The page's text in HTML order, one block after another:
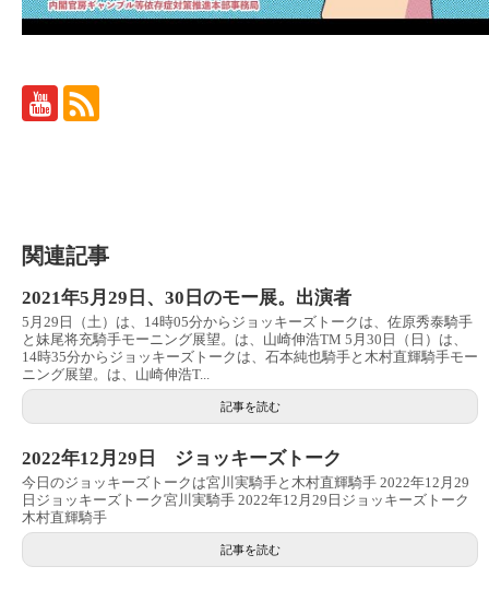
関連記事
2021年5月29日、30日のモー展。出演者
5月29日（土）は、14時05分からジョッキーズトークは、佐原秀泰騎手
と妹尾将充騎手モーニング展望。は、山崎伸浩TM 5月30日（日）は、
14時35分からジョッキーズトークは、石本純也騎手と木村直輝騎手モー
ニング展望。は、山崎伸浩T...
記事を読む
2022年12月29日 ジョッキーズトーク
今日のジョッキーズトークは宮川実騎手と木村直輝騎手 2022年12月29
日ジョッキーズトーク宮川実騎手 2022年12月29日ジョッキーズトーク
木村直輝騎手
記事を読む